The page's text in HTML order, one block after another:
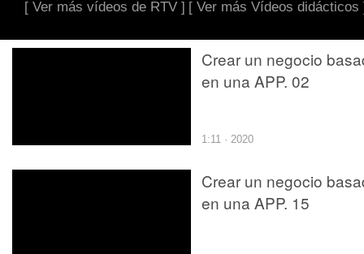
[ Ver más vídeos de RTV ] [ Ver más Vídeos didácticos
Crear un negocio
en una APP. 02
1:11 · 2020
Crear un negocio
en una APP. 15